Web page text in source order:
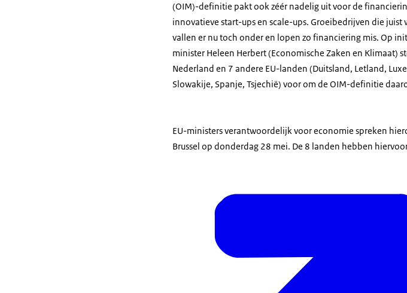
(OIM)-definitie pakt ook zéér nadelig uit voor de
innovatieve start-ups en scale-ups. Groeibedrijven die juist
vallen er nu toch onder en lopen zo financiering mis. Op
minister Heleen Herbert (Economische Zaken en Klimaat)
Nederland en 7 andere EU-landen (Duitsland, Letland,
Slowakije, Spanje, Tsjechië) voor om de OIM-definitie
EU-ministers verantwoordelijk voor economie spreken
Brussel op donderdag 28 mei. De 8 landen hebben